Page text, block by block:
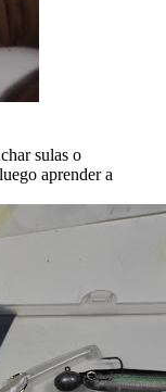
sulas o
aprender a